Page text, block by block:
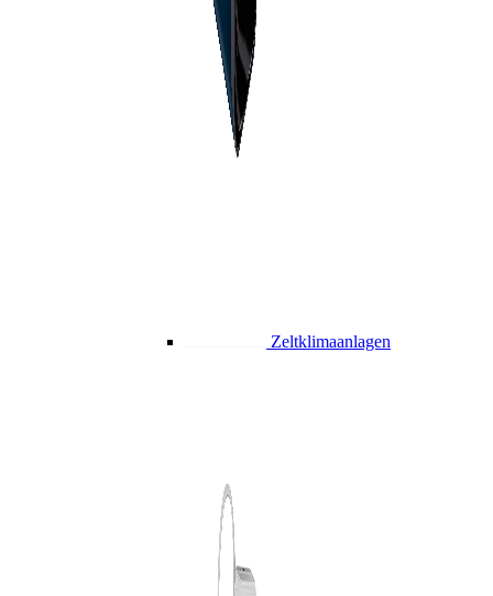
Zeltklimaanlagen